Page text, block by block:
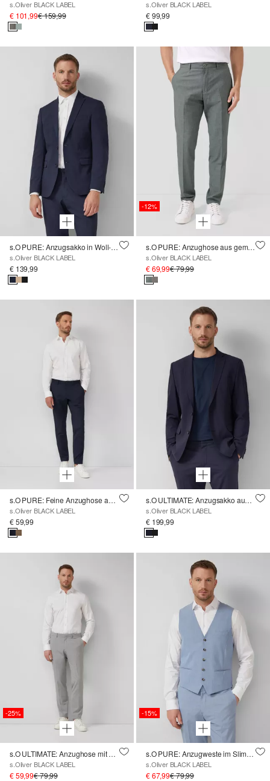
s.Oliver BLACK LABEL
€ 101,99€ 159,99
s.Oliver BLACK LABEL
€ 99,99
s.O PURE: Anzugsakko in Woll-Optik
s.Oliver BLACK LABEL
€ 139,99
-12%
s.O PURE: Anzughose aus gemustertem Stretch-Gewebe
s.Oliver BLACK LABEL
€ 69,99€ 79,99
s.O PURE: Feine Anzughose aus meliertem Stretch-Gewebe
s.Oliver BLACK LABEL
€ 59,99
s.O ULTIMATE: Anzugsakko aus hochelastischem Schurwollmix
s.Oliver BLACK LABEL
€ 199,99
-25%
s.O ULTIMATE: Anzughose mit Hahnentritt-Muster
s.Oliver BLACK LABEL
€ 59,99€ 79,99
-15%
s.O PURE: Anzugweste im Slim Fit aus Stretch-Gewebe
s.Oliver BLACK LABEL
€ 67,99€ 79,99